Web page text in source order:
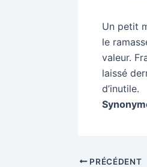
Un petit
le
valeur.
laissé
d’inutile.
PRÉCÉDENT